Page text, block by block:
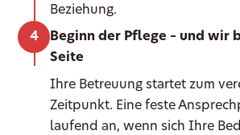
Beziehung.
Beginn der Pflege – und wir
Seite
Ihre Betreuung startet zum
Zeitpunkt. Eine feste
laufend an, wenn sich Ihre